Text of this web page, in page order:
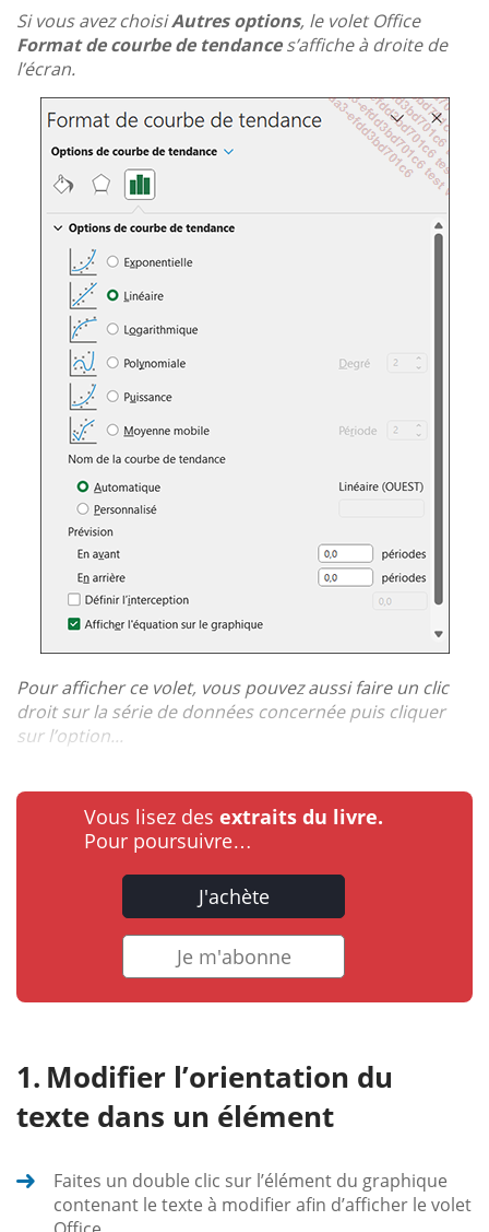
Si vous avez choisiAutres options, le volet Office
Format de courbe de tendances’affiche à droite de
l’écran.
Pour afficher ce volet, vous pouvez aussi faire un clic
droit sur la série de données concernée puis cliquer
sur l’option...
Vous lisez des extraits du livre.
Pour poursuivre…
J'achète
Je m'abonne
Modifier l’orientation du
texte dans un élément
Faites un double clic sur l’élément du graphique
contenant le texte à modifier afin d’afficher le volet